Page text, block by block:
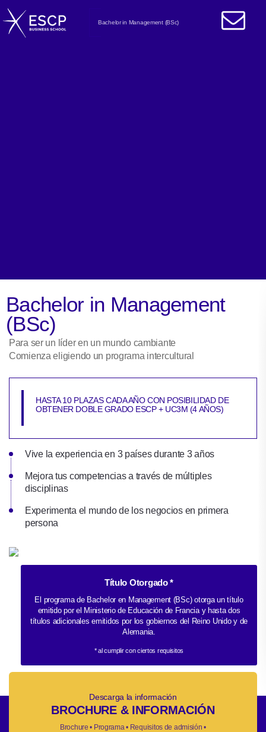
Bachelor in Management (BSc)
Bachelor in Management
(BSc)
Para ser un líder en un mundo cambiante
Comienza eligiendo un programa intercultural
HASTA 10 PLAZAS CADA AÑO CON POSIBILIDAD DE
OBTENER DOBLE GRADO ESCP + UC3M (4 AÑOS)
Vive la experiencia en 3 países durante 3 años
Mejora tus competencias a través de múltiples
disciplinas
Experimenta el mundo de los negocios en primera
persona
Título Otorgado *
El programa de Bachelor en Management (BSc) otorga un título
emitido por el Ministerio de Educación de Francia y hasta dos
títulos adicionales emitidos por los gobiernos del Reino Unido y de
Alemania.
* al cumplir con ciertos requisitos
Descarga la información
BROCHURE & INFORMACIÓN
Brochure • Programa • Requisitos de admisión •